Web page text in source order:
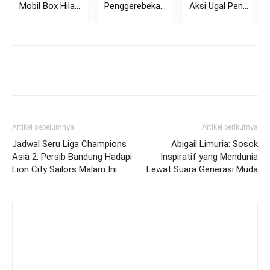
Artikel sebelumnya
Jadwal Seru Liga Champions
Asia 2: Persib Bandung Hadapi
Lion City Sailors Malam Ini
Artikel berikutnya
Abigail Limuria: Sosok
Inspiratif yang Mendunia
Lewat Suara Generasi Muda